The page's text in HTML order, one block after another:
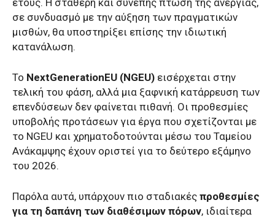
έτους. Η σταθερή και συνεπής πτώση της ανεργίας,
σε συνδυασμό με την αύξηση των πραγματικών
μισθών, θα υποστηρίξει επίσης την ιδιωτική
κατανάλωση.
Το NextGenerationEU (NGEU) εισέρχεται στην
τελική του φάση, αλλά μια ξαφνική κατάρρευση των
επενδύσεων δεν φαίνεται πιθανή. Οι προθεσμίες
υποβολής προτάσεων για έργα που σχετίζονται με
το NGEU και χρηματοδοτούνται μέσω του Ταμείου
Ανάκαμψης έχουν οριστεί για το δεύτερο εξάμηνο
του 2026.
Παρόλα αυτά, υπάρχουν πιο σταδιακές προθεσμίες
για τη δαπάνη των διαθέσιμων πόρων, ιδιαίτερα